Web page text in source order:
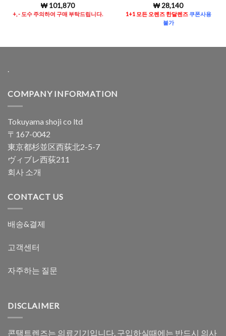
5 중에서5
로 평가됨
₩101,870
+, - 도수 주의하여 구매 부탁드립니다.
5 중에서
로 평가됨
₩28,140
1+1 모든 오렌즈 한달렌즈쿠폰사용
불가
.
COMPANY INFORMATION
Tokuyama shoji co ltd
〒167-0042
東京都杉並区西荻北2-5-7
ヴィブレ西荻211
회사 소개
CONTACT US
배송&결제
고객센터
자주하는 질문
DISCLAIMER
콘택트렌즈는 의료기기입니다. 구입하실때에는 반드시 의사